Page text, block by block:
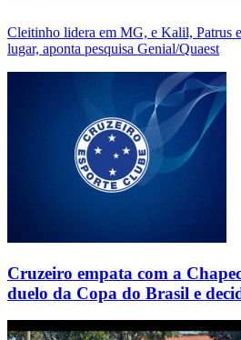
Cleitinho lidera em MG, e Kalil, Patrus
lugar, aponta pesquisa Genial/Quaest
Cruzeiro empata com a
duelo da Copa do Brasil e